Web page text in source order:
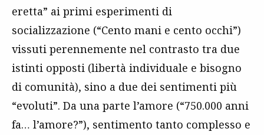
eretta” ai primi esperimenti di
socializzazione (“Cento mani e cento occhi”)
vissuti perennemente nel contrasto tra due
istinti opposti (libertà individuale e bisogno
di comunità), sino a due dei sentimenti più
“evoluti”. Da una parte l’amore (“750.000 anni
fa… l’amore?”), sentimento tanto complesso e